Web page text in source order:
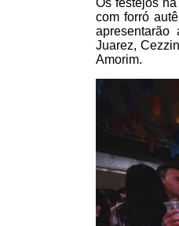
Os festejos
com forró
apresentarão
Juarez,
Amorim.